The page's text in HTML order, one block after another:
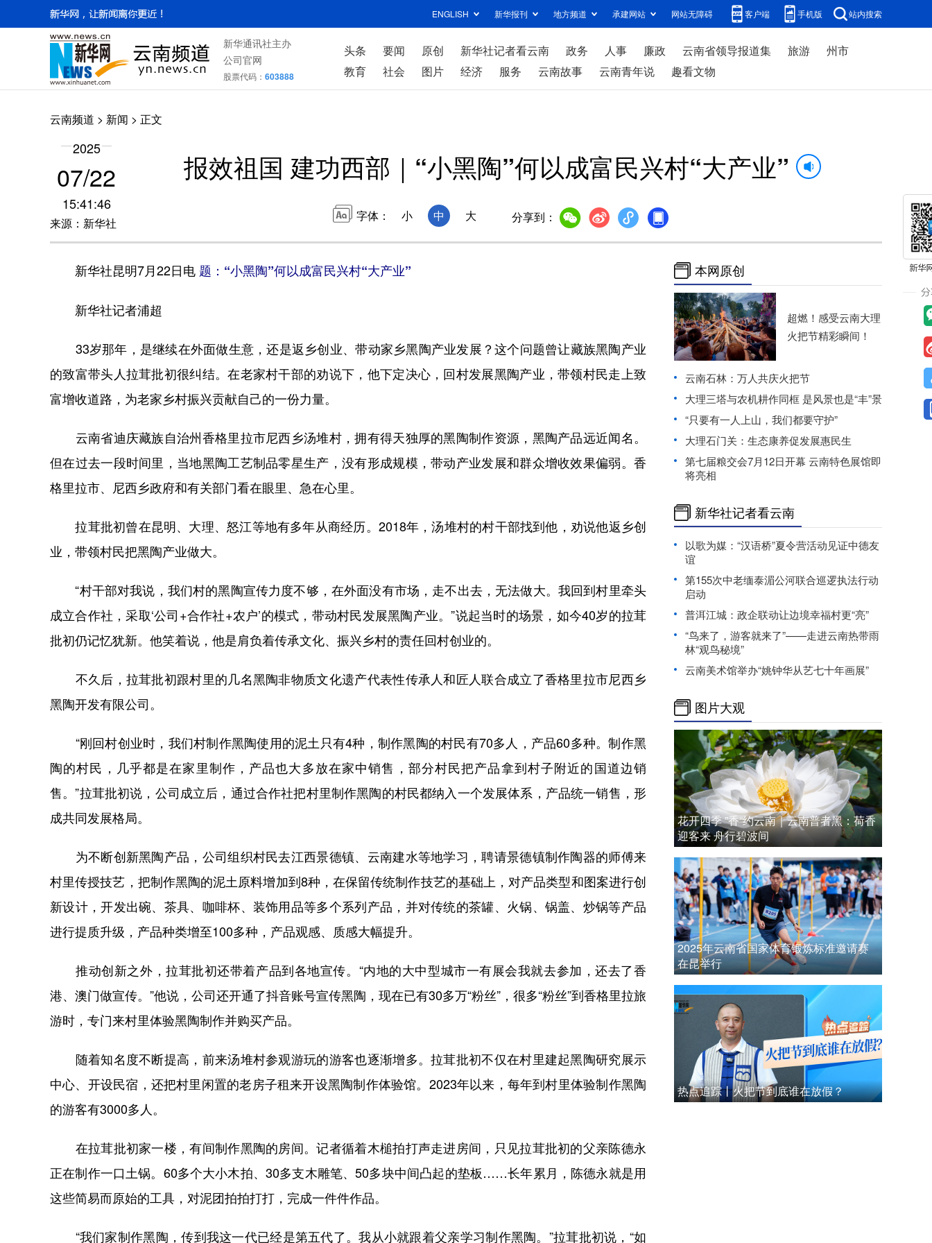
ENGLISH 新华报刊 地方频道 承建网站 网站无障碍 客户端 手机版 站内搜索
新华通讯社主办
公司官网
股票代码： 603888
头条 要闻 原创 新华社记者看云南 政务 人事 廉政 云南省领导报道集 旅游
州市
教育
社会 图片 经济 服务 云南故事 云南青年说 趣看文物
云南频道 > 新闻 > 正文
2025
07/22
15:41:46
来源：新华社
报效祖国 建功西部｜“小黑陶”何以成富民兴村“大产业”
字体： 小 中 大 分享到：
新华社昆明7月22日电 题：“小黑陶”何以成富民兴村“大产业”
新华社记者浦超
33岁那年，是继续在外面做生意，还是返乡创业、带动家乡黑陶产业发展？这个问题曾让藏族黑陶产业
的致富带头人拉茸批初很纠结。在老家村干部的劝说下，他下定决心，回村发展黑陶产业，带领村民走上致
富增收道路，为老家乡村振兴贡献自己的一份力量。
云南省迪庆藏族自治州香格里拉市尼西乡汤堆村，拥有得天独厚的黑陶制作资源，黑陶产品远近闻名。
但在过去一段时间里，当地黑陶工艺制品零星生产，没有形成规模，带动产业发展和群众增收效果偏弱。香
格里拉市、尼西乡政府和有关部门看在眼里、急在心里。
拉茸批初曾在昆明、大理、怒江等地有多年从商经历。2018年，汤堆村的村干部找到他，劝说他返乡创
业，带领村民把黑陶产业做大。
“村干部对我说，我们村的黑陶宣传力度不够，在外面没有市场，走不出去，无法做大。我回到村里牵头
成立合作社，采取‘公司+合作社+农户’的模式，带动村民发展黑陶产业。”说起当时的场景，如今40岁的拉茸
批初仍记忆犹新。他笑着说，他是肩负着传承文化、振兴乡村的责任回村创业的。
不久后，拉茸批初跟村里的几名黑陶非物质文化遗产代表性传承人和匠人联合成立了香格里拉市尼西乡
黑陶开发有限公司。
“刚回村创业时，我们村制作黑陶使用的泥土只有4种，制作黑陶的村民有70多人，产品60多种。制作黑
陶的村民，几乎都是在家里制作，产品也大多放在家中销售，部分村民把产品拿到村子附近的国道边销
售。”拉茸批初说，公司成立后，通过合作社把村里制作黑陶的村民都纳入一个发展体系，产品统一销售，形
成共同发展格局。
为不断创新黑陶产品，公司组织村民去江西景德镇、云南建水等地学习，聘请景德镇制作陶器的师傅来
村里传授技艺，把制作黑陶的泥土原料增加到8种，在保留传统制作技艺的基础上，对产品类型和图案进行创
新设计，开发出碗、茶具、咖啡杯、装饰用品等多个系列产品，并对传统的茶罐、火锅、锅盖、炒锅等产品
进行提质升级，产品种类增至100多种，产品观感、质感大幅提升。
推动创新之外，拉茸批初还带着产品到各地宣传。“内地的大中型城市一有展会我就去参加，还去了香
港、澳门做宣传。”他说，公司还开通了抖音账号宣传黑陶，现在已有30多万“粉丝”，很多“粉丝”到香格里拉旅
游时，专门来村里体验黑陶制作并购买产品。
随着知名度不断提高，前来汤堆村参观游玩的游客也逐渐增多。拉茸批初不仅在村里建起黑陶研究展示
中心、开设民宿，还把村里闲置的老房子租来开设黑陶制作体验馆。2023年以来，每年到村里体验制作黑陶
的游客有3000多人。
在拉茸批初家一楼，有间制作黑陶的房间。记者循着木槌拍打声走进房间，只见拉茸批初的父亲陈德永
正在制作一口土锅。60多个大小木拍、30多支木雕笔、50多块中间凸起的垫板……长年累月，陈德永就是用
这些简易而原始的工具，对泥团拍拍打打，完成一件件作品。
“我们家制作黑陶，传到我这一代已经是第五代了。我从小就跟着父亲学习制作黑陶。”拉茸批初说，“如
本网原创
超燃！感受云南大理
火把节精彩瞬间！
云南石林：万人共庆火把节
大理三塔与农机耕作同框 是风景也是“丰”景
“只要有一人上山，我们都要守护”
大理石门关：生态康养促发展惠民生
第七届粮交会7月12日开幕 云南特色展馆即
将亮相
新华社记者看云南
以歌为媒：“汉语桥”夏令营活动见证中德友
谊
第155次中老缅泰湄公河联合巡逻执法行动
启动
普洱江城：政企联动让边境幸福村更“亮”
“鸟来了，游客就来了”——走进云南热带雨
林“观鸟秘境”
云南美术馆举办“姚钟华从艺七十年画展”
图片大观
花开四季 ”香“约云南｜云南普者黑：荷香
迎客来 舟行碧波间
2025年云南省国家体育锻炼标准邀请赛
在昆举行
热点追踪丨火把节到底谁在放假？